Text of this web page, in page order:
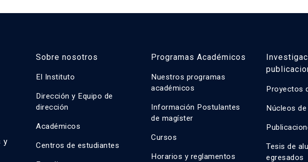
y
Sobre nosotros
El Instituto
Dirección y Equipo de
dirección
Académicos
Centros de estudiantes
Programas Académicos
Nuestros programas
académicos
Información Postulantes
de magíster
Cursos
Horarios y reglamentos
Proyectos
Núcleos
Tesis de
egresados